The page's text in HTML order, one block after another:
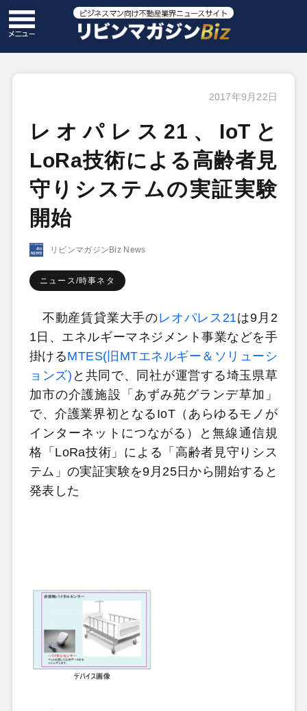
2017年9月22日
レオパレス21、IoTと
LoRa技術による高齢者見
守りシステムの実証実験
開始
リビンマガジンBiz News
ニュース/時事ネタ
不動産賃貸業大手のレオパレス21は9月2
1日、エネルギーマネジメント事業などを手
掛けるMTES(旧MTエネルギー＆ソリューシ
ョンズ) と共同で、同社が運営する埼玉県草
加市の介護施設「あずみ苑グランデ草加」
で、介護業界初となるIoT（あらゆるモノが
インターネットにつながる）と無線通信規
格「LoRa技術」による「高齢者見守りシス
テム」の実証実験を9月25日から開始すると
発表した